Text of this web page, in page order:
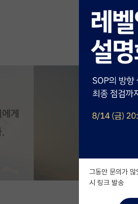
그동안 문의가
시 링크 발송